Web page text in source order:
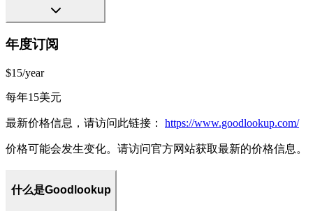
年度订阅
$15/year
每年15美元
最新价格信息，请访问此链接： https://www.goodlookup.com/
价格可能会发生变化。请访问官方网站获取最新的价格信息。
什么是Goodlookup